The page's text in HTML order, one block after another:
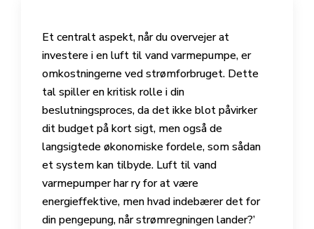
Et centralt aspekt, når du overvejer at
investere i en luft til vand varmepumpe, er
omkostningerne ved strømforbruget. Dette
tal spiller en kritisk rolle i din
beslutningsproces, da det ikke blot påvirker
dit budget på kort sigt, men også de
langsigtede økonomiske fordele, som sådan
et system kan tilbyde. Luft til vand
varmepumper har ry for at være
energieffektive, men hvad indebærer det for
din pengepung, når strømregningen lander?’